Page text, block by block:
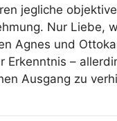
jegliche objektive
Nur Liebe,
Agnes und
Erkenntnis –
Ausgang zu